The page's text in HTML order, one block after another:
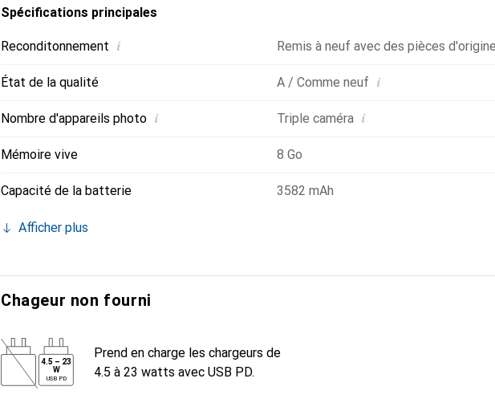
Spécifications principales
Reconditonnement i Remis à neuf avec des pièces
État de la qualité A / Comme neuf i
Nombre d'appareils photo i Triple caméra i
Mémoire vive 8 Go
Capacité de la batterie 3582 mAh
Afficher plus
Chageur non fourni
4.5 – 23
W
USB PD
Prend en charge les chargeurs de
4.5 à 23 watts avec USB PD.